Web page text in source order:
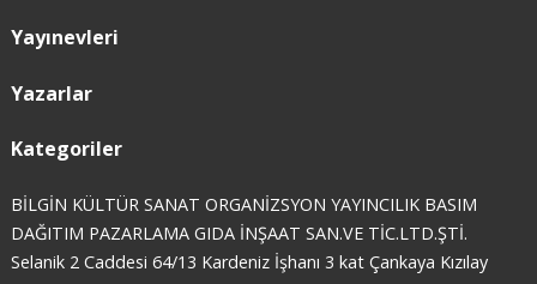
Yayınevleri
Yazarlar
Kategoriler
BİLGİN KÜLTÜR SANAT ORGANİZSYON YAYINCILIK BASIM
DAĞITIM PAZARLAMA GIDA İNŞAAT SAN.VE TİC.LTD.ŞTİ.
Selanik 2 Caddesi 64/13 Kardeniz İşhanı 3 kat Çankaya Kızılay